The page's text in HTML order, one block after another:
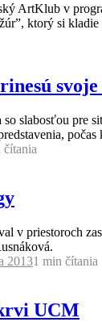
ArtKlub v
ktorý si
slabosťou pre
čítania
v priestoroch
20131 min čítania
UCM